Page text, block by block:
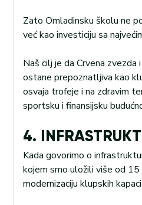
Zato Omladinsku školu ne
već kao investiciju sa
Naš cilj je da Crvena zvezda
ostane prepoznatljiva kao
osvaja trofeje i na zdravim
sportsku i finansijsku
4.
Kada govorimo o
kojem smo uložili više od 15
modernizaciju klupskih